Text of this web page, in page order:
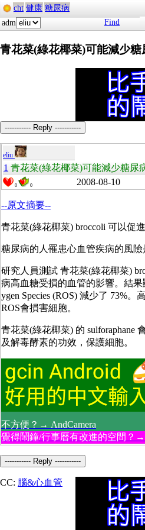
cht 健康 糖尿病
adm
Find
青花菜(綠花椰菜)可能減少糖
----------- Reply -----------
eliu
1 青花菜(綠花椰菜)可能減少糖尿
0 0 2008-08-10
--原文摘要--
青花菜(綠花椰菜) broccoli 可以促
糖尿病的人罹患心血管疾病的風險
研究人員測試 青花菜(綠花椰菜)
病高血糖受損的血管的影響。結果
ygen Species (ROS) 減少了 73%。
ROS會損害細胞。
青花菜(綠花椰菜) 的 sulforaphane
及解毒酵素的功效，保護細胞。
不方便？→ AndCamera
覺得鬧鐘/行事曆有改進的空間？
----------- Reply -----------
CC: 腦&心血管